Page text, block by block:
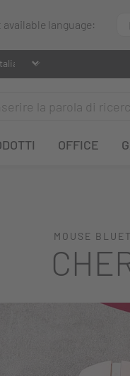
available language:
OFFICE
MOUSE